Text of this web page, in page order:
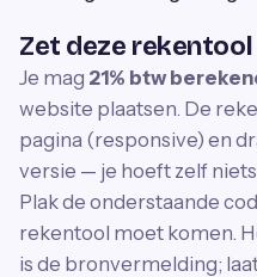
Zet deze
Je mag 21% btw
website plaatsen. De
pagina (responsive) en
versie — je hoeft zelf
Plak de onderstaande
rekentool moet komen.
is de bronvermelding;